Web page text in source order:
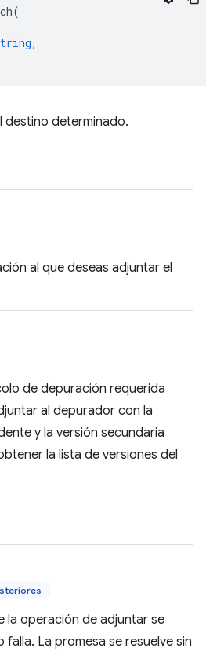
(
,
destino determinado.
al que deseas adjuntar el
de depuración requerida
al depurador con la
y la versión secundaria
la lista de versiones del
la operación de adjuntar se
La promesa se resuelve sin